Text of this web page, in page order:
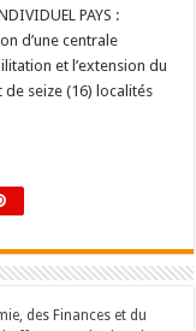
PAYS :
d’une centrale
et l’extension du
seize (16) localités
des Finances et du